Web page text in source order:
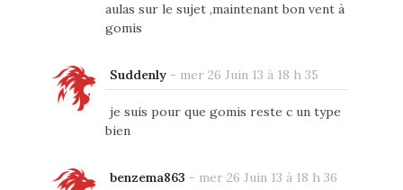
aulas sur le sujet ,maintenant bon vent à
gomis
Suddenly- mer 26 Juin 13 à 18 h 35
je suis pour que gomis reste c un type
bien
benzema863 - mer 26 Juin 13 à 18 h 36